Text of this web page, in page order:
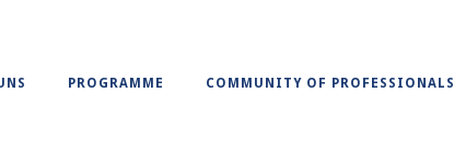
PROGRAMME COMMUNITY OF PROFESSIONALS